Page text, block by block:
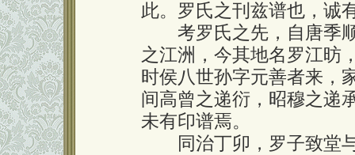
此。罗氏之刊兹谱也，诚
考罗氏之先，自唐季顺
之江洲，今其地名罗江昉
时侯八世孙字元善者来，
间高曾之递衍，昭穆之递
未有印谱焉。
同治丁卯，罗子致堂与